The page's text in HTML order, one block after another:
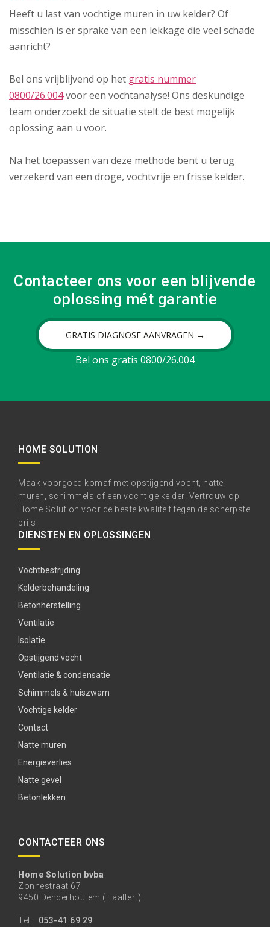
Heeft u last van vochtige muren in uw kelder? Of
misschien is er sprake van een lekkage die veel schade
aanricht?
Bel ons vrijblijvend op het gratis nummer
0800/26.004voor een vochtanalyse! Ons deskundige
team onderzoekt de situatie stelt de best mogelijk
oplossing aan u voor.
Na het toepassen van deze methode bent u terug
verzekerd van een droge, vochtvrije en frisse kelder.
Contacteer ons voor een blijvende
oplossing mét garantie
GRATIS DIAGNOSE AANVRAGEN →
Bel ons gratis 0800/26.004
HOME SOLUTION
Maak voorgoed komaf met opstijgend vocht, natte
muren, schimmels of een vochtige kelder! Vertrouw op
Home Solution voor de beste kwaliteit tegen de scherpste
prijs.
DIENSTEN EN OPLOSSINGEN
Vochtbestrijding
Kelderbehandeling
Betonherstelling
Ventilatie
Isolatie
Opstijgend vocht
Ventilatie & condensatie
Schimmels & huiszwam
Vochtige kelder
Contact
Natte muren
Energieverlies
Natte gevel
Betonlekken
CONTACTEER ONS
Home Solution bvba
Zonnestraat 67
9450 Denderhoutem (Haaltert)
Tel.: 053-41 69 29